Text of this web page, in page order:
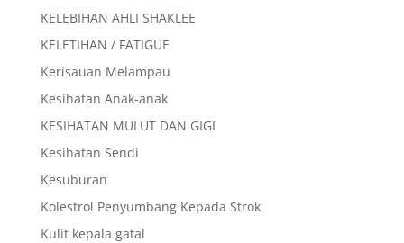
KELEBIHAN AHLI SHAKLEE
KELETIHAN / FATIGUE
Kerisauan Melampau
Kesihatan Anak-anak
KESIHATAN MULUT DAN GIGI
Kesihatan Sendi
Kesuburan
Kolestrol Penyumbang Kepada Strok
Kulit kepala gatal